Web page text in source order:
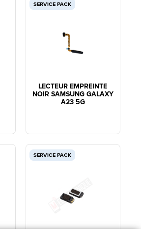
SERVICE PACK
LECTEUR EMPREINTE
NOIR SAMSUNG GALAXY
A23 5G
SERVICE PACK